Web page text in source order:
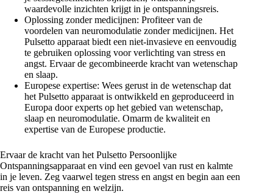
waardevolle inzichten krijgt in je ontspanningsreis.
Oplossing zonder medicijnen: Profiteer van de
voordelen van neuromodulatie zonder medicijnen. Het
Pulsetto apparaat biedt een niet-invasieve en eenvoudig
te gebruiken oplossing voor verlichting van stress en
angst. Ervaar de gecombineerde kracht van wetenschap
en slaap.
Europese expertise: Wees gerust in de wetenschap dat
het Pulsetto apparaat is ontwikkeld en geproduceerd in
Europa door experts op het gebied van wetenschap,
slaap en neuromodulatie. Omarm de kwaliteit en
expertise van de Europese productie.
Ervaar de kracht van het Pulsetto Persoonlijke
Ontspanningsapparaat en vind een gevoel van rust en kalmte
in je leven. Zeg vaarwel tegen stress en angst en begin aan een
reis van ontspanning en welzijn.